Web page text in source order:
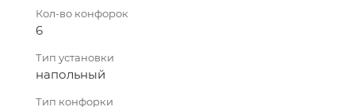
Кол-во конфорок
6
Тип установки
напольный
Тип конфорки